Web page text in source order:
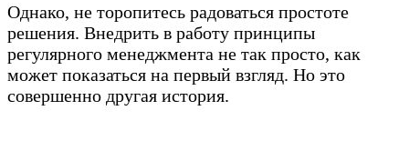
Однако, не торопитесь радоваться простоте
решения. Внедрить в работу принципы
регулярного менеджмента не так просто, как
может показаться на первый взгляд. Но это
совершенно другая история.